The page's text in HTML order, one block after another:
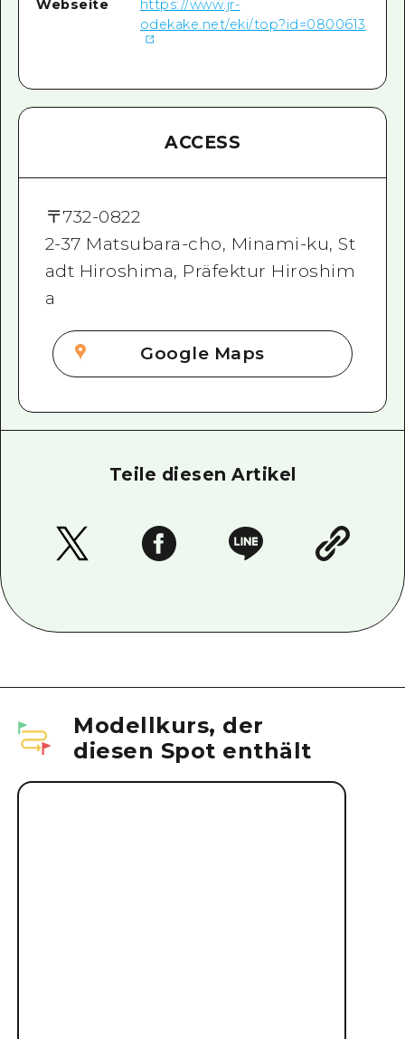
Webseite
https://www.jr-
odekake.net/eki/top?id=0800613
ACCESS
〒732-0822
2-37 Matsubara-cho, Minami-ku, St
adt Hiroshima, Präfektur Hiroshim
a
Google Maps
Teile diesen Artikel
Modellkurs, der
diesen Spot enthält